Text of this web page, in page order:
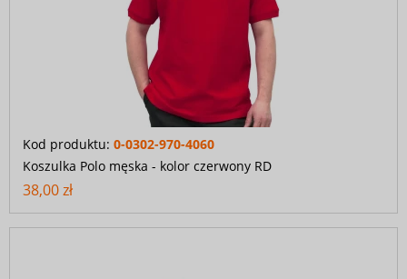
Kod produktu: 0-0302-970-4060
Koszulka Polo męska - kolor czerwony RD
38,00 zł